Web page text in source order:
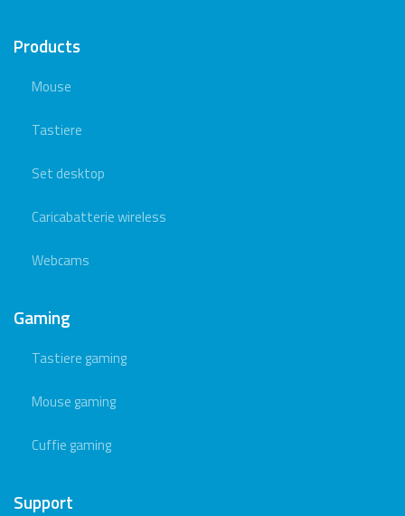
Products
Mouse
Tastiere
Set desktop
Caricabatterie wireless
Webcams
Gaming
Tastiere gaming
Mouse gaming
Cuffie gaming
Support